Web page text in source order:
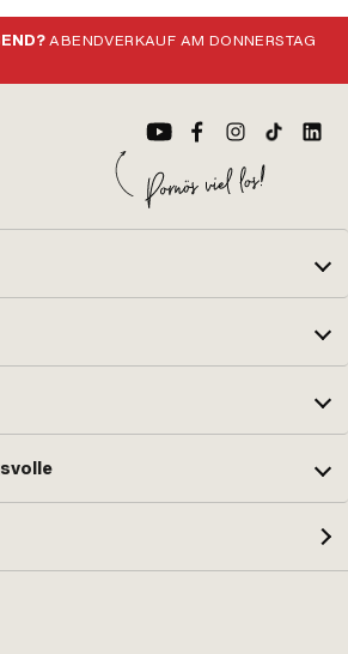
ABENDVERKAUF AM DONNERSTAG